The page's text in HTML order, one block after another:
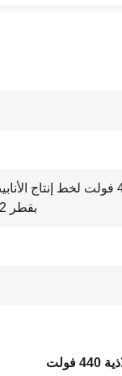
سرعة الإنتاج 380 فولت/440 فولت لخط
بقطر 32-129 ملم